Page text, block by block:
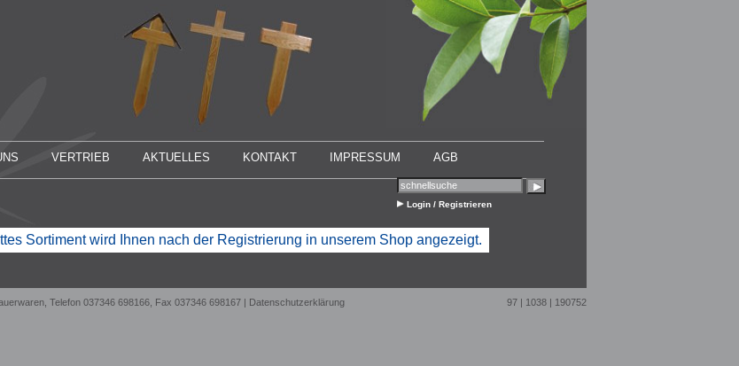
VERTRIEB AKTUELLES KONTAKT IMPRESSUM AGB
Login / Registrieren
Sortiment wird Ihnen nach der Registrierung in unserem Shop angezeigt.
Telefon 037346 698166, Fax 037346 698167 | Datenschutzerklärung 97 | 1038 | 190752